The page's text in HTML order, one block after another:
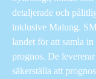
detaljerade och
inklusive Malung.
landet för att samla
prognos. De
säkerställa att